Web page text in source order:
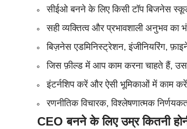
सीईओ बनने के लिए किसी टॉप बिजनेस स्कूल
सही व्यक्तित्व और प्रभावशाली अनुभव का
बिज़नेस एडमिनिस्ट्रेशन, इंजीनियरिंग,
जिस फ़ील्ड में आप काम करना चाहते हैं,
इंटर्नशिप करें और ऐसी भूमिकाओं में काम
रणनीतिक विचारक, विश्लेषणात्मक
CEOबनने के लिए उम्र कितनी